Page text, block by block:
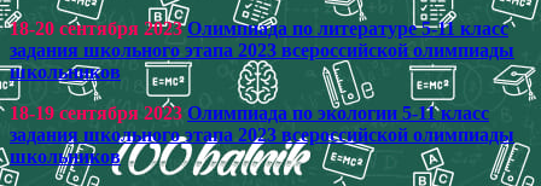
18-20 сентября 2023 Олимпиада по литературе 5-11 класс
задания школьного этапа 2023 всероссийской олимпиады
школьников
18-19 сентября 2023 Олимпиада по экологии 5-11 класс
задания школьного этапа 2023 всероссийской олимпиады
школьников